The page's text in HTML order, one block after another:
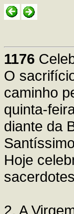
1176
O
caminho
quinta-
diante da
Hoje
2. A